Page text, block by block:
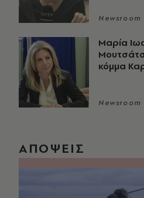
Newsroom
Μαρία
κόμμα
Newsroom
ΑΠΟΨΕΙΣ